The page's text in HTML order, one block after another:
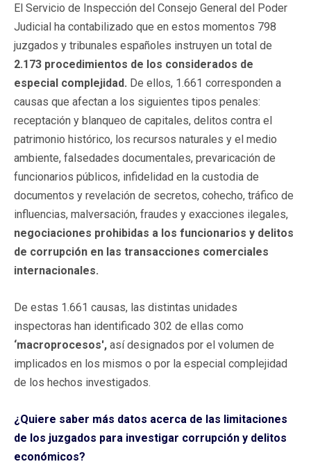
El Servicio de Inspección del Consejo General del Poder
Judicial ha contabilizado que en estos momentos 798
juzgados y tribunales españoles instruyen un total de
2.173 procedimientos de los considerados de
especial complejidad. De ellos, 1.661 corresponden a
causas que afectan a los siguientes tipos penales:
receptación y blanqueo de capitales, delitos contra el
patrimonio histórico, los recursos naturales y el medio
ambiente, falsedades documentales, prevaricación de
funcionarios públicos, infidelidad en la custodia de
documentos y revelación de secretos, cohecho, tráfico de
influencias, malversación, fraudes y exacciones ilegales,
negociaciones prohibidas a los funcionarios y delitos
de corrupción en las transacciones comerciales
internacionales.
De estas 1.661 causas, las distintas unidades
inspectoras han identificado 302 de ellas como
‘macroprocesos', así designados por el volumen de
implicados en los mismos o por la especial complejidad
de los hechos investigados.
¿Quiere saber más datos acerca de las limitaciones
de los juzgados para investigar corrupción y delitos
económicos?